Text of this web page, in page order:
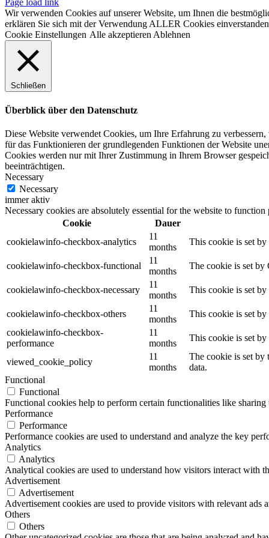
Page load link
Wir verwenden Cookies auf unserer Website, um Ihnen die
erklären Sie sich mit der Verwendung ALLER Cookies
Cookie Einstellungen Alle akzeptieren Ablehnen
Schließen
Überblick über den Datenschutz
Diese Website verwendet Cookies, um Ihre Erfahrung zu
für das Funktionieren der grundlegenden Funktionen der Website
Cookies werden nur mit Ihrer Zustimmung in Ihrem Browser
beeinträchtigen.
Necessary
Necessary
immer aktiv
Necessary cookies are absolutely essential for the website to
Cookie
Dauer
cookielawinfo-checkbox-analytics
11
months
This cookie is set
cookielawinfo-checkbox-functional
11
months
The cookie is set by
cookielawinfo-checkbox-necessary
11
months
This cookie is set
cookielawinfo-checkbox-others
11
months
This cookie is set
cookielawinfo-checkbox-
performance
11
months
This cookie is set
viewed_cookie_policy
11
months
The cookie is set by
data.
Functional
Functional
Functional cookies help to perform certain functionalities like
Performance
Performance
Performance cookies are used to understand and analyze the key
Analytics
Analytics
Analytical cookies are used to understand how visitors interact with
Advertisement
Advertisement
Advertisement cookies are used to provide visitors with relevant ads
Others
Others